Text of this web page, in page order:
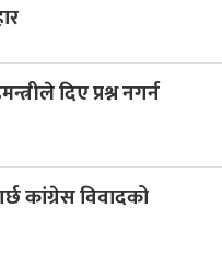
दिए प्रश्न नगर्न
कांग्रेस विवादको